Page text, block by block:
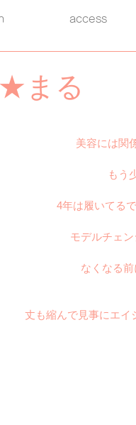
access
まる
美容には関
もう
4年は履いてる
モデルチェ
なくなる
丈も縮んで見事にエイ